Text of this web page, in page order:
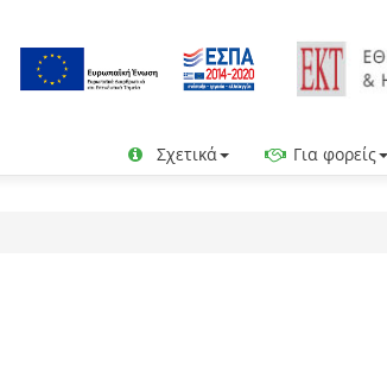
Σχετικά Για φορείς